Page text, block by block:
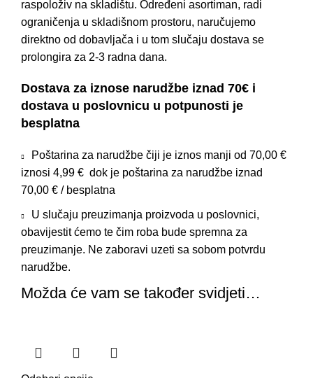
raspoloživ na skladištu. Određeni asortiman, radi
ograničenja u skladišnom prostoru, naručujemo
direktno od dobavljača i u tom slučaju dostava se
prolongira za 2-3 radna dana.
Dostava za iznose narudžbe iznad 70€ i
dostava u poslovnicu u potpunosti je
besplatna
Poštarina za narudžbe čiji je iznos manji od 70,00 €
iznosi 4,99 € dok je poštarina za narudžbe iznad
70,00 € / besplatna
U slučaju preuzimanja proizvoda u poslovnici,
obavijestit ćemo te čim roba bude spremna za
preuzimanje. Ne zaboravi uzeti sa sobom potvrdu
narudžbe.
Možda će vam se također svidjeti…